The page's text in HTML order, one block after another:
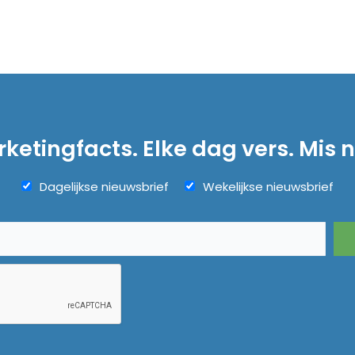
Elke dag vers. Mis
Dagelijkse nieuwsbrief Wekelijkse nieuwsbrief